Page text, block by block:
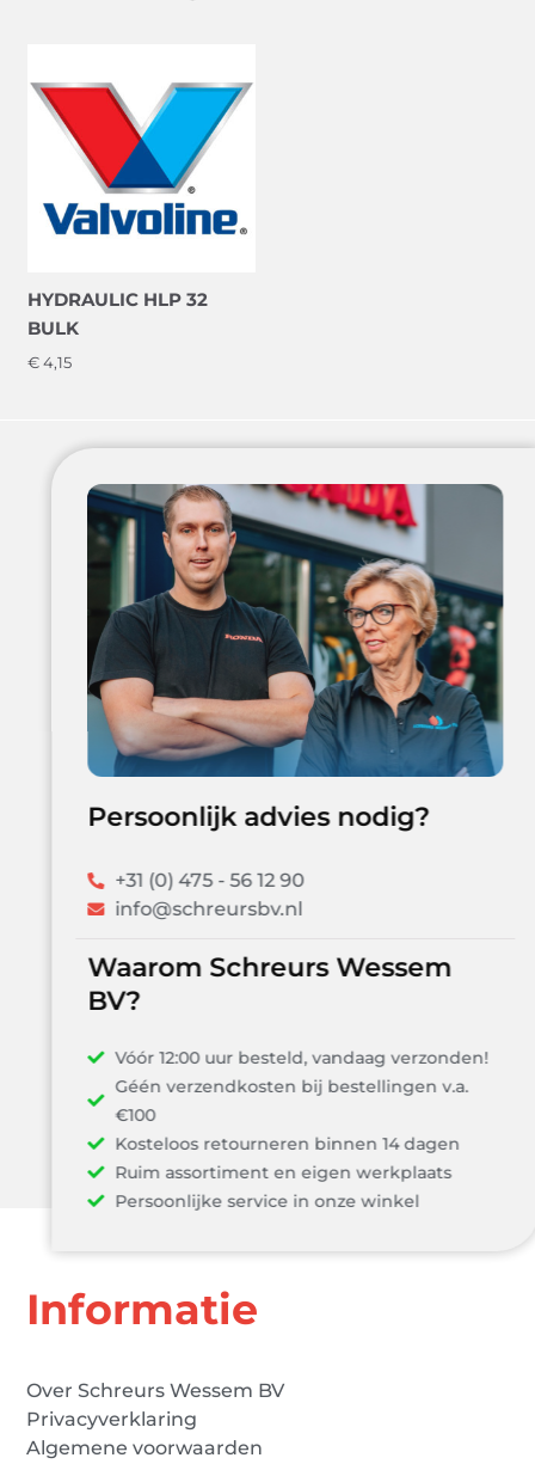
HYDRAULIC HLP 32
BULK
€4,15
Persoonlijk advies nodig?
+31 (0) 475 - 56 12 90
info@schreursbv.nl
Waarom Schreurs Wessem
BV?
Vóór 12:00 uur besteld, vandaag verzonden!
Géén verzendkosten bij bestellingen v.a.
€100
Kosteloos retourneren binnen 14 dagen
Ruim assortiment en eigen werkplaats
Persoonlijke service in onze winkel
Informatie
Over Schreurs Wessem BV
Privacyverklaring
Algemene voorwaarden